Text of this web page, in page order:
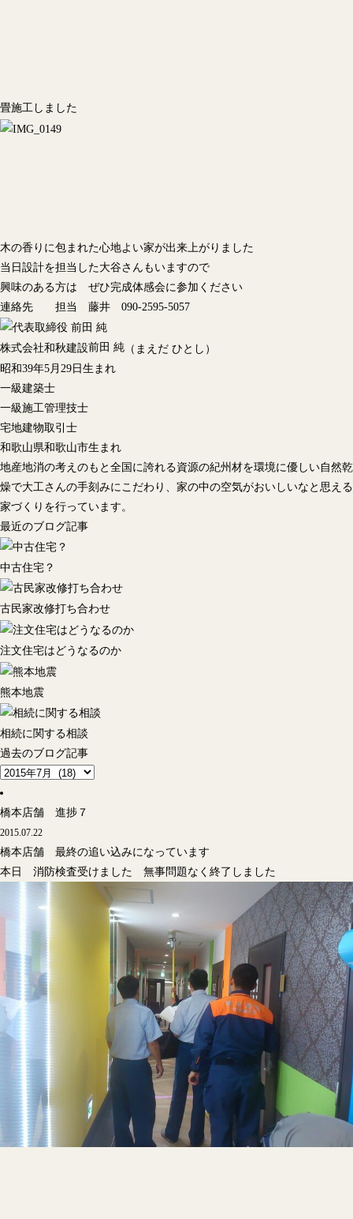
畳施工しました
木の香りに包まれた心地よい家が出来上がりました
当日設計を担当した大谷さんもいますので
興味のある方は ぜひ完成体感会に参加ください
連絡先 担当 藤井 090-2595-5057
株式会社和秋建設前田 純 （まえだ ひとし）
昭和39年5月29日生まれ
一級建築士
一級施工管理技士
宅地建物取引士
和歌山県和歌山市生まれ
地産地消の考えのもと全国に誇れる資源の紀州材を環境に優しい自然乾
燥で大工さんの手刻みにこだわり、家の中の空気がおいしいなと思える
家づくりを行っています。
最近のブログ記事
中古住宅？
古民家改修打ち合わせ
注文住宅はどうなるのか
熊本地震
相続に関する相談
過去のブログ記事
橋本店舗 進捗７
2015.07.22
橋本店舗 最終の追い込みになっています
本日 消防検査受けました 無事問題なく終了しました